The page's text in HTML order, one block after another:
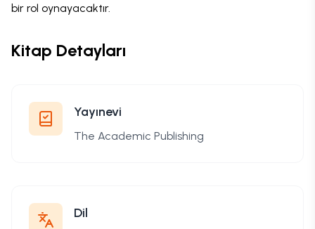
bir rol oynayacaktır.
Kitap Detayları
Yayınevi
The Academic Publishing
Dil